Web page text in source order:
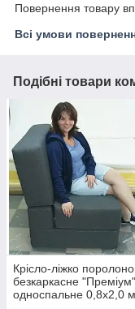
Повернення товару
Всі умови
Подібні товари
Крісло-ліжко
безкаркасне "Преміум"
односпальне 0,8х2,0 м